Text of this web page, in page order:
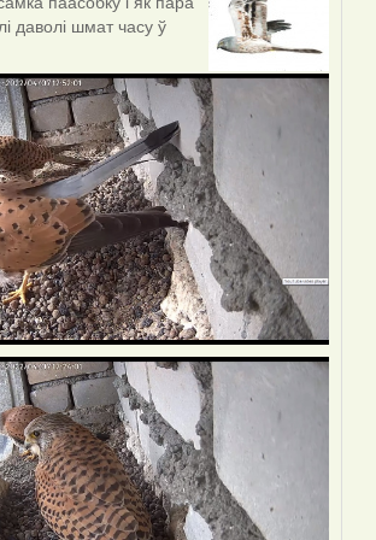
даволі шмат часу ў